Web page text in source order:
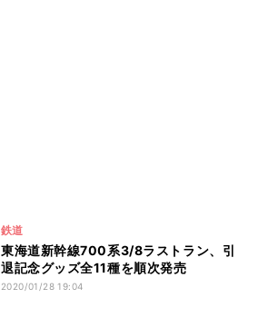
鉄道
東海道新幹線700系3/8ラストラン、引
退記念グッズ全11種を順次発売
2020/01/28 19:04